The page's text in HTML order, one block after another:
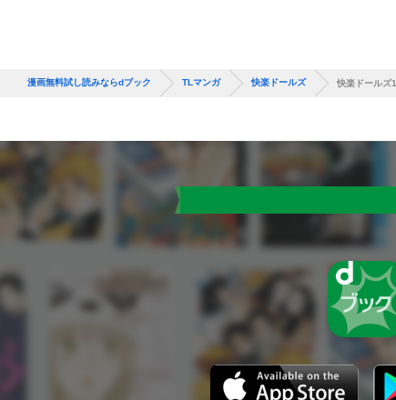
漫画無料試し読みならdブック TLマンガ 快楽ドールズ 快楽ドールズ1